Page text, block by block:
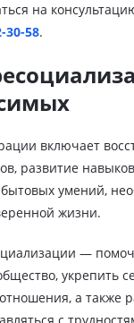
на
30-58.
включает
развитие
умений,
жизни.
—
укрепить
а также